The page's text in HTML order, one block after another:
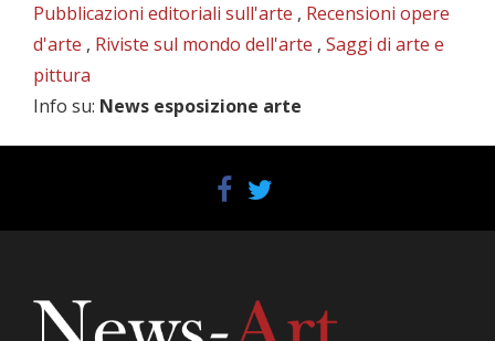
Pubblicazioni editoriali sull'arte , Recensioni opere
d'arte , Riviste sul mondo dell'arte , Saggi di arte e
pittura
Info su: News esposizione arte